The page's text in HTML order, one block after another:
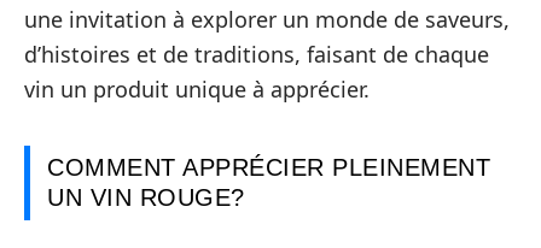
une invitation à explorer un monde de saveurs,
d’histoires et de traditions, faisant de chaque
vin un produit unique à apprécier.
COMMENT APPRÉCIER PLEINEMENT
UN VIN ROUGE?